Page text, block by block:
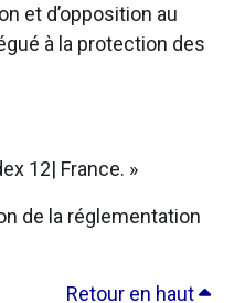
et d’opposition au
à la protection des
12| France. »
de la réglementation
Retour en haut